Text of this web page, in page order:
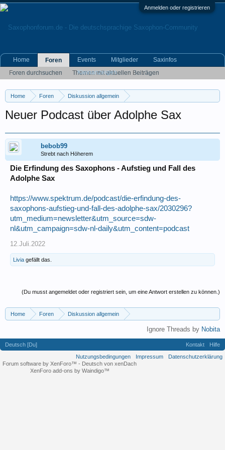
Anmelden oder registrieren
Home Foren
Diskussion allgemein
Neuer Podcast über Adolphe Sax
bebob99
Strebt nach Höherem
Die Erfindung des Saxophons - Aufstieg und Fall des
Adolphe Sax
https://www.spektrum.de/podcast/die-erfindung-des-
saxophons-aufstieg-und-fall-des-adolphe-sax/2030296?
utm_medium=newsletter&utm_source=sdw-
nl&utm_campaign=sdw-nl-daily&utm_content=podcast
12.Juli.2022
Livia gefällt das.
(Du musst angemeldet oder registriert sein, um eine Antwort erstellen zu können.)
Home Foren
Diskussion allgemein
Ignore Threads by Nobita
Home
Foren
Foren durchsuchen
Themen mit aktuellen Beiträgen
Events Mitglieder
Saxinfos
Kleinanzeigen
Deutsch [Du] Kontakt
Hilfe
Nutzungsbedingungen
Impressum
Datenschutzerklärung
Forum software by XenForo™ - Deutsch von xenDach
XenForo add-ons by Waindigo™